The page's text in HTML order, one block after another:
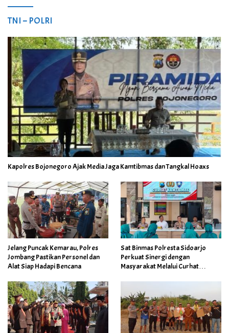
TNI – POLRI
Kapolres Bojonegoro Ajak Media Jaga Kamtibmas dan Tangkal Hoaxs
Jelang Puncak Kemarau, Polres
Jombang Pastikan Personel dan
Alat Siap Hadapi Bencana
Sat Binmas Polresta Sidoarjo
Perkuat Sinergi dengan
Masyarakat Melalui Curhat